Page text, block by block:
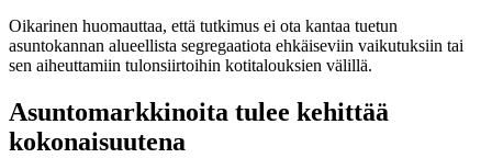
Oikarinen huomauttaa, että tutkimus ei ota kantaa tuetun
asuntokannan alueellista segregaatiota ehkäiseviin vaikutuksiin tai
sen aiheuttamiin tulonsiirtoihin kotitalouksien välillä.
Asuntomarkkinoita tulee kehittää
kokonaisuutena